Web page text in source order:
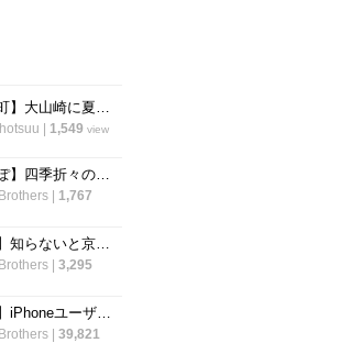
【京都大山崎町】大山崎に夏祭りが誕生！“実験の村”で工場直送の生ビールとBondance
1,549 view
【京都朝さんぽ】四季折々の花も楽しめる！京都人が教える『京都御苑』の歩き方あれこれ☆
| 1,767
【京都マナー】知らないと京都人にイラっとされる！迷惑行為防止の路上の暗黙ルール【厳選４】
| 3,295
【京都豆知識】iPhoneユーザー辞書にデフォ登録の謎地名『雲母坂』はこんな場所
| 39,821